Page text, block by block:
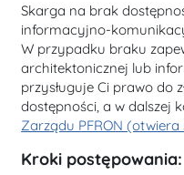
Skarga na brak
informacyjno-
W przypadku braku
architektonicznej lub
przysługuje Ci prawo do
dostępności, a w dalszej
Zarządu PFRON
Kroki postępowania: